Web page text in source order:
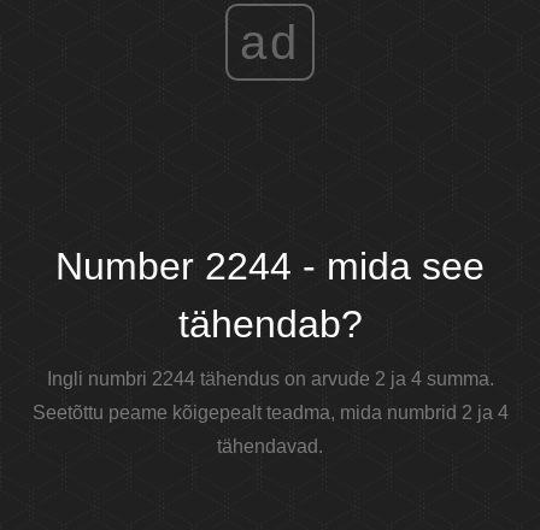
ad
Number 2244 - mida see
tähendab?
Ingli numbri 2244 tähendus on arvude 2 ja 4 summa.
Seetõttu peame kõigepealt teadma, mida numbrid 2 ja 4
tähendavad.